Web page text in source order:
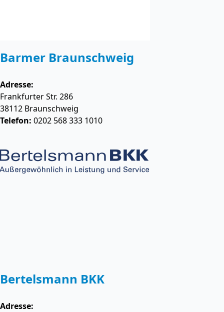
Barmer Braunschweig
Adresse:
Frankfurter Str. 286
38112 Braunschweig
Telefon: 0202 568 333 1010
Bertelsmann BKK
Adresse: